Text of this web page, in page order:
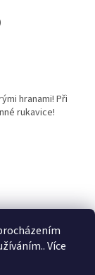
Více
hranami! Při
rukavice!